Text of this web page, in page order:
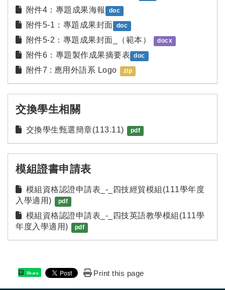
附件4：專題成果海報 doc
附件5-1：專題成果封面 doc
附件5-2：專題成果封面_（範本） docx
附件6：專題製作成果摘要表 doc
附件7 : 應用外語系 Logo zip
交換學生相關
交換學生甄選簡章(113.11) pdf
模組證書申請表
模組資格認證申請表_-_四技經貿模組(111學年度
入學適用)
pdf
模組資格認證申請表_-_四技英語教學模組(111學
年度入學適用)
pdf
Share Print this page